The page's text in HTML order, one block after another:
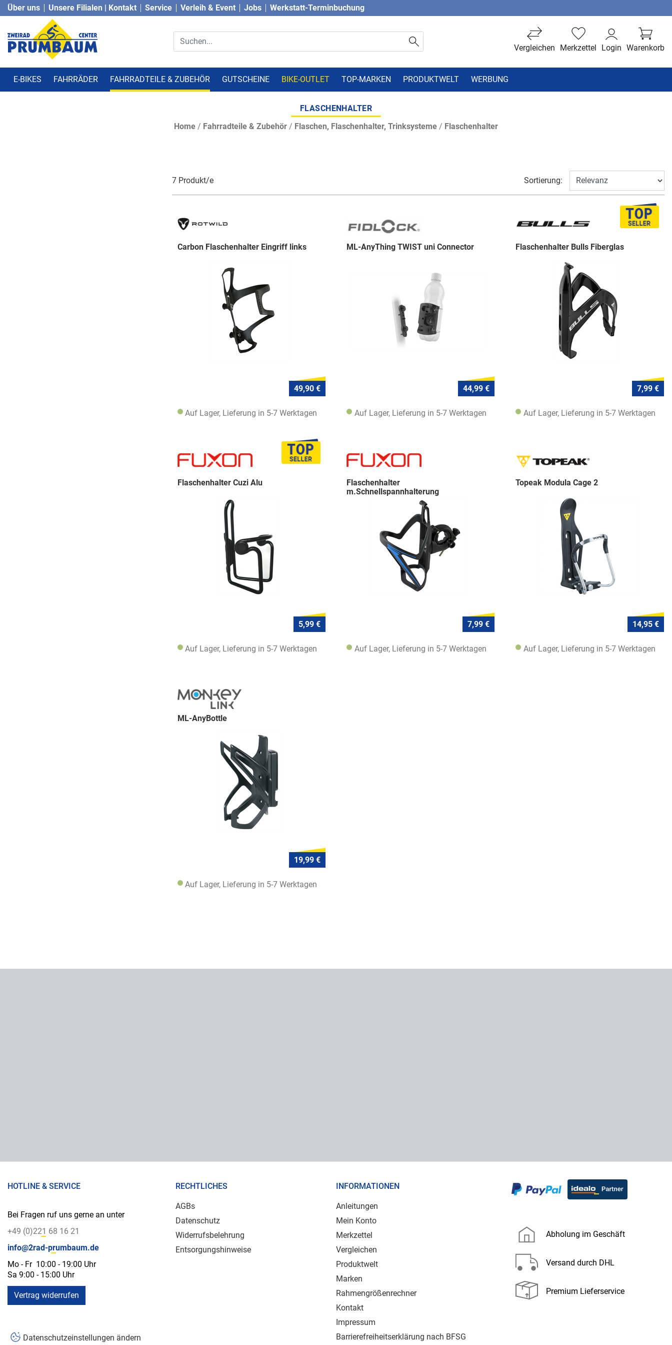
Über uns Unsere Filialen | Kontakt Service Verleih & Event Jobs Werkstatt-Terminbuchung
Warenkorb
Login
Merkzettel
Vergleichen
E-BIKES FAHRRÄDER FAHRRADTEILE & ZUBEHÖR GUTSCHEINE BIKE-OUTLET TOP-MARKEN PRODUKTWELT WERBUNG
FLASCHENHALTER
Home / Fahrradteile & Zubehör / Flaschen, Flaschenhalter, Trinksysteme / Flaschenhalter
7 Produkt/e Sortierung:
Carbon Flaschenhalter Eingriff links
49,90 €
Auf Lager, Lieferung in 5-7 Werktagen
ML-AnyThing TWIST uni Connector
44,99 €
Auf Lager, Lieferung in 5-7 Werktagen
Flaschenhalter Bulls Fiberglas
7,99 €
Auf Lager, Lieferung in 5-7 Werktagen
Flaschenhalter Cuzi Alu
5,99 €
Auf Lager, Lieferung in 5-7 Werktagen
Flaschenhalter
m.Schnellspannhalterung
7,99 €
Auf Lager, Lieferung in 5-7 Werktagen
Topeak Modula Cage 2
14,95 €
Auf Lager, Lieferung in 5-7 Werktagen
ML-AnyBottle
19,99 €
Auf Lager, Lieferung in 5-7 Werktagen
HOTLINE & SERVICE
Bei Fragen ruf uns gerne an unter
+49 (0)221 68 16 21
info@2rad-prumbaum.de
Mo - Fr 10:00 - 19:00 Uhr
Sa 9:00 - 15:00 Uhr
Vertrag widerrufen
Datenschutzeinstellungen ändern
RECHTLICHES
AGBs
Datenschutz
Widerrufsbelehrung
Entsorgungshinweise
INFORMATIONEN
Anleitungen
Mein Konto
Merkzettel
Vergleichen
Produktwelt
Marken
Rahmengrößenrechner
Kontakt
Impressum
Barrierefreiheitserklärung nach BFSG
Abholung im Geschäft
Versand durch DHL
Premium Lieferservice